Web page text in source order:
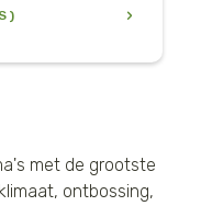
met de grootste
ontbossing,